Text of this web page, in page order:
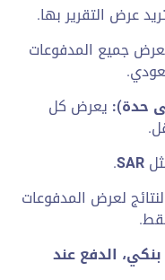
عرض التقرير بها.
جميع المدفوعات
حدة): يعرض كل
SAR
.
لعرض المدفوعات
الدفع عند